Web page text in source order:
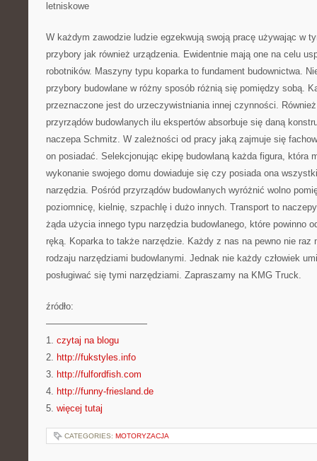
letniskowe
W każdym zawodzie ludzie egzekwują swoją pracę używając w
przybory jak również urządzenia. Ewidentnie mają one na celu
robotników. Maszyny typu koparka to fundament budownictwa.
przybory budowlane w różny sposób różnią się pomiędzy sobą.
przeznaczone jest do urzeczywistniania innej czynności.
przyrządów budowlanych ilu ekspertów absorbuje się daną
naczepa Schmitz. W zależności od pracy jaką zajmuje się
on posiadać. Selekcjonując ekipę budowlaną każda figura, która
wykonanie swojego domu dowiaduje się czy posiada ona
narzędzia. Pośród przyrządów budowlanych wyróżnić wolno
poziomnicę, kielnię, szpachlę i dużo innych. Transport to
żąda użycia innego typu narzędzia budowlanego, które powinno
ręką. Koparka to także narzędzie. Każdy z nas na pewno nie raz
rodzaju narzędziami budowlanymi. Jednak nie każdy człowiek
posługiwać się tymi narzędziami. Zapraszamy na KMG Truck.
źródło:
———————————
1. czytaj na blogu
2. http://fukstyles.info
3. http://fulfordfish.com
4. http://funny-friesland.de
5. więcej tutaj
CATEGORIES: MOTORYZACJA